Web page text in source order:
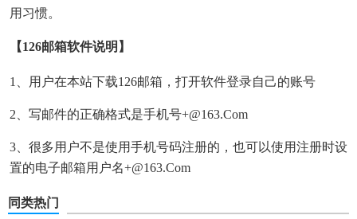
用习惯。
【126邮箱软件说明】
1、用户在本站下载126邮箱，打开软件登录自己的账号
2、写邮件的正确格式是手机号+@163.com
3、很多用户不是使用手机号码注册的，也可以使用注册时设
置的电子邮箱用户名+@163.com
同类热门